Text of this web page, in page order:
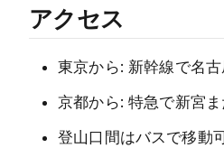
アクセス
東京から: 新幹線で名
京都から: 特急で新宮
登山口間はバスで移動